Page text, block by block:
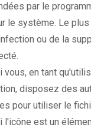
par le
le système. Le
ou de la
vous, en tant
disposez des
pour utiliser le
l'icône est un